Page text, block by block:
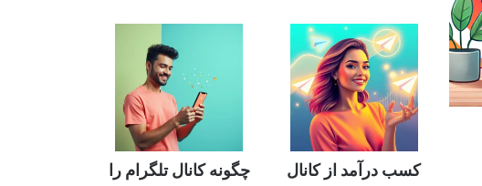
کسب درآمد از کانال
چگونه کانال تلگرام را